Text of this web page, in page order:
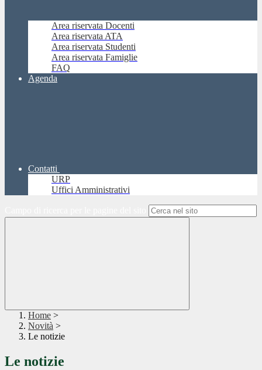
Area riservata Docenti
Area riservata ATA
Area riservata Studenti
Area riservata Famiglie
FAQ
Agenda
Contatti
URP
Uffici Amministrativi
Home >
Novità >
Le notizie
Le notizie